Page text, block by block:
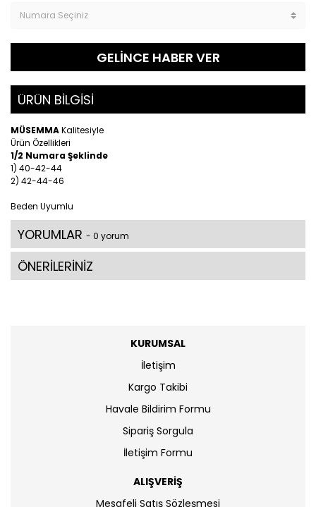
GELİNCE HABER VER
ÜRÜN BİLGİSİ
MÜSEMMAKalitesiyle
Ürün Özellikleri
1/2 Numara Şeklinde
1) 40-42-44
2) 42-44-46
Beden Uyumlu
YORUMLAR - 0 yorum
ÖNERİLERİNİZ
KURUMSAL
İletişim
Kargo Takibi
Havale Bildirim Formu
Sipariş Sorgula
İletişim Formu
ALIŞVERİŞ
Mesafeli Satış Sözleşmesi